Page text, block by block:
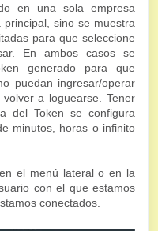
en una sola empresa
sino se muestra
para que seleccione
En ambos casos se
generado para que
puedan ingresar/operar
a loguearse. Tener
del Token se configura
minutos, horas o infinito
el menú lateral o en la
con el que estamos
conectados.